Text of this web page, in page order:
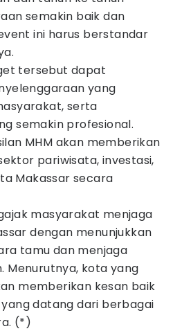
semakin baik dan
ini harus berstandar
tersebut dapat
yang
serta
semakin profesional.
MHM akan memberikan
pariwisata, investasi,
Makassar secara
masyarakat menjaga
dengan menunjukkan
tamu dan menjaga
Menurutnya, kota yang
memberikan kesan baik
datang dari berbagai
(*)